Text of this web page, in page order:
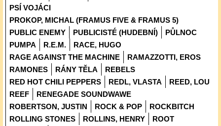
PSÍ VOJÁCI
PROKOP, MICHAL (FRAMUS FIVE & FRAMUS 5)
PUBLIC ENEMY
PUBLICISTÉ (HUDEBNÍ)
PŮLNOC
PUMPA
R.E.M.
RACE, HUGO
RAGE AGAINST THE MACHINE
RAMAZZOTTI, EROS
RAMONES
RÁNY TĚLA
REBELS
RED HOT CHILI PEPPERS
REDL, VLASTA
REED, LOU
REEF
RENEGADE SOUNDWAWE
ROBERTSON, JUSTIN
ROCK & POP
ROCKBITCH
ROLLING STONES
ROLLINS, HENRY
ROOT